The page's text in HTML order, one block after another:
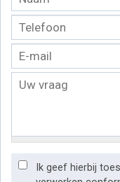
Ik geef hierbij